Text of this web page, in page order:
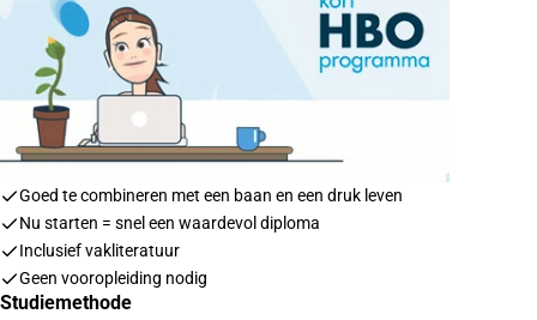
Goed te combineren met een baan en een druk leven
Nu starten = snel een waardevol diploma
Inclusief vakliteratuur
Geen vooropleiding nodig
Studiemethode